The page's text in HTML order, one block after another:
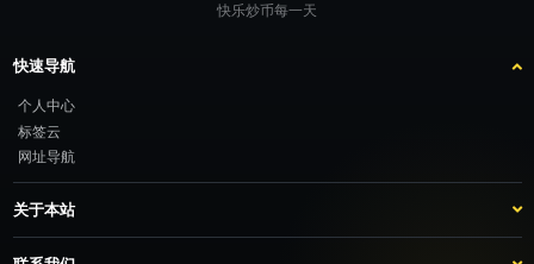
快乐炒币每一天
快速导航
个人中心
标签云
网址导航
关于本站
站点介绍